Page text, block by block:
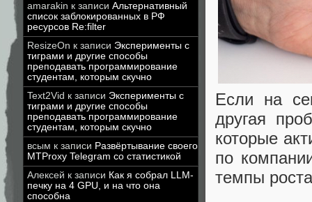
amarakin к записи Альтернативный
список заблокированных в РФ
ресурсов Re:filter
ResizeOn к записи Эксперименты с
тиграми и другие способы
преподавать программирование
студентам, которым скучно
Text2Vid к записи Эксперименты с
тиграми и другие способы
преподавать программирование
студентам, которым скучно
всым к записи Развёртывание своего
MTProxy Telegram со статистикой
Алексей к записи Как я собрал LLM-
печку на 4 GPU, и на что она
способна
Если на
другая
которые
по
темпы